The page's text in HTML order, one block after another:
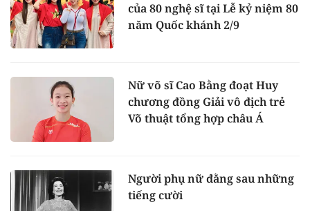
của 80 nghệ sĩ tại Lễ kỷ niệm 80
năm Quốc khánh 2/9
Nữ võ sĩ Cao Bằng đoạt Huy
chương đồng Giải vô địch trẻ
Võ thuật tổng hợp châu Á
Người phụ nữ đằng sau những
tiếng cười